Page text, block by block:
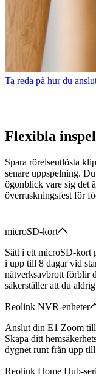
Ta reda på hur du
Flexibla
Spara rörelseutlösta
senare uppspelning.
ögonblick vare sig det
överraskningsfest för
microSD-kort
Sätt i ett microSD-kort
i upp till 8 dagar vid
nätverksavbrott förblir
säkerställer att du
Reolink NVR-enheter
Anslut din E1 Zoom
Skapa ditt
dygnet runt från upp till
Reolink Home Hub-